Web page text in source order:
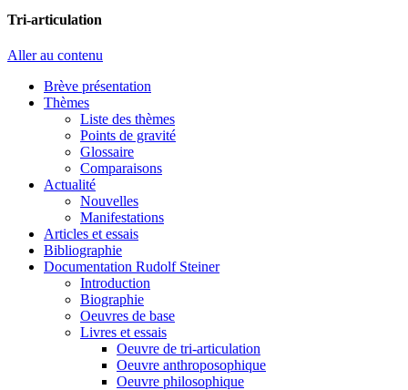
Tri-articulation
Aller au contenu
Brève présentation
Thèmes
Liste des thèmes
Points de gravité
Glossaire
Comparaisons
Actualité
Nouvelles
Manifestations
Articles et essais
Bibliographie
Documentation Rudolf Steiner
Introduction
Biographie
Oeuvres de base
Livres et essais
Oeuvre de tri-articulation
Oeuvre anthroposophique
Oeuvre philosophique